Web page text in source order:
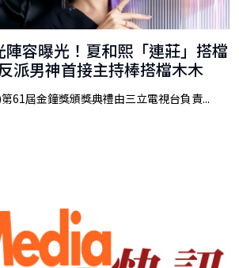
陣容曝光！夏和熙「連莊」搭檔
派男神首接主持棒搭檔木木
61屆金鐘獎頒獎典禮由三立電視台負責...